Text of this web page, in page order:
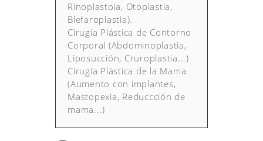
Rinoplastoia, Otoplastia,
Blefaroplastia).
Cirugía Plástica de Contorno
Corporal (Abdominoplastia,
Liposucción, Cruroplastia...)
Cirugía Plástica de la Mama
(Aumento con implantes,
Mastopexia, Reduccción de
mama...)